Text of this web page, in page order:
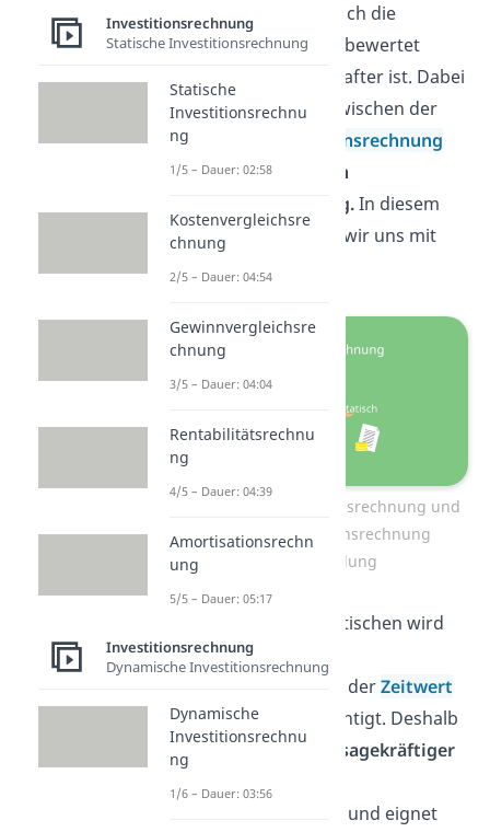
vergleicht grundsätzlich die
Zahlungsströme und bewertet
dann, welche vorteilhafter ist. Dabei
unterscheidet man zwischen der
statischen Investitionsrechnung
und derdynamischen
Investitionsrechnung.In diesem
Beitrag beschäftigen wir uns mit
Letzterer.
Dynamische Investitionsrechnung und
statische Investitionsrechnung
Unterscheidung
Im Gegensatz zur statischen wird
bei derdynamischen
Investitionsrechnung derZeitwert
des Geldes
berücksichtigt. Deshalb
ist sie wesentlich
aussagekräftiger
Investitionsrechnung und eignet
Investitionsrechnung
Statische Investitionsrechnung
Statische
Investitionsrechnu
ng
1/5 – Dauer: 02:58
Kostenvergleichsre
chnung
2/5 – Dauer: 04:54
Gewinnvergleichsre
chnung
3/5 – Dauer: 04:04
Rentabilitätsrechnu
ng
4/5 – Dauer: 04:39
Amortisationsrechn
ung
5/5 – Dauer: 05:17
Investitionsrechnung
Dynamische Investitionsrechnung
Dynamische
Investitionsrechnu
ng
1/6 – Dauer: 03:56